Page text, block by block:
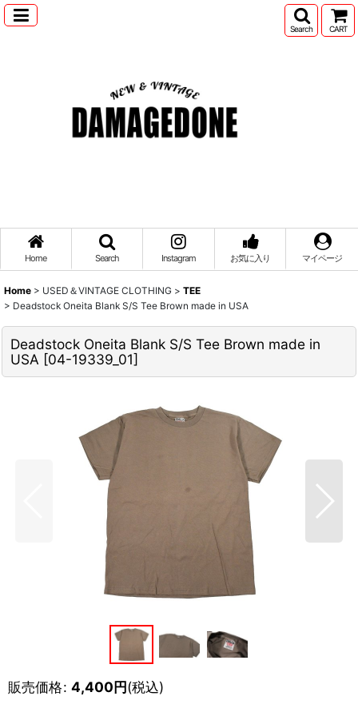
Search CART
Home Search Instagram お気に入り マイページ
Home > USED＆VINTAGE CLOTHING > TEE
> Deadstock Oneita Blank S/S Tee Brown made in USA
Deadstock Oneita Blank S/S Tee Brown made in
USA [04-19339_01]
販売価格: 4,400円(税込)